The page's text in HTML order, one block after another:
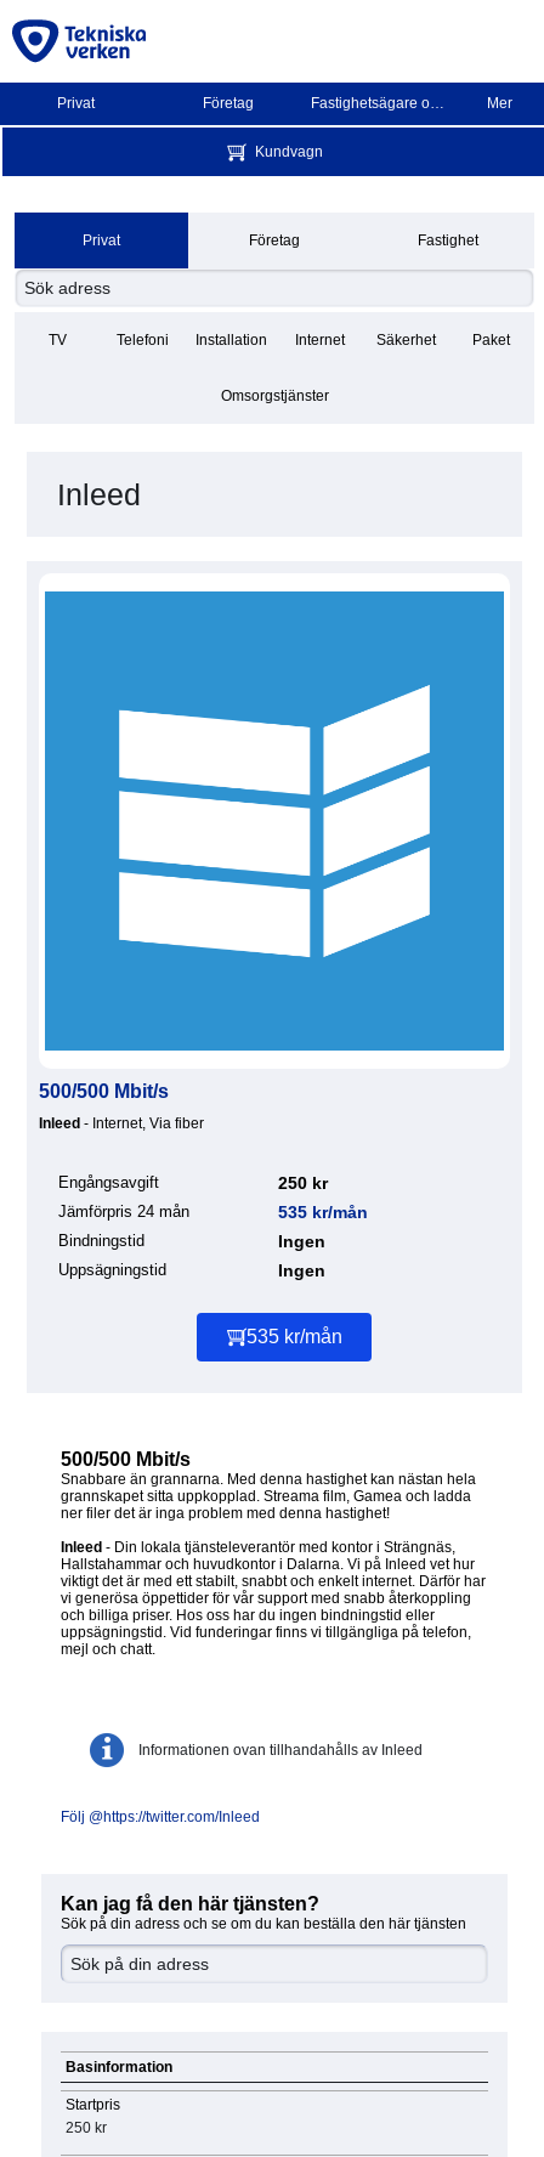
Privat Företag Fastighetsägare och BRF Mer
Kundvagn
Privat Företag Fastighet
TV Telefoni Installation Internet Säkerhet Paket
Omsorgstjänster
Inleed
500/500 Mbit/s
Inleed - Internet, Via fiber
Engångsavgift 250 kr
Jämförpris 24 mån 535 kr/mån
Bindningstid Ingen
Uppsägningstid Ingen
535 kr/mån
500/500 Mbit/s
Snabbare än grannarna. Med denna hastighet kan nästan hela
grannskapet sitta uppkopplad. Streama film, Gamea och ladda
ner filer det är inga problem med denna hastighet!
Inleed - Din lokala tjänsteleverantör med kontor i Strängnäs,
Hallstahammar och huvudkontor i Dalarna. Vi på Inleed vet hur
viktigt det är med ett stabilt, snabbt och enkelt internet. Därför har
vi generösa öppettider för vår support med snabb återkoppling
och billiga priser. Hos oss har du ingen bindningstid eller
uppsägningstid. Vid funderingar finns vi tillgängliga på telefon,
mejl och chatt.
Informationen ovan tillhandahålls av Inleed
Följ @https://twitter.com/Inleed
Kan jag få den här tjänsten?
Sök på din adress och se om du kan beställa den här tjänsten
Basinformation
Startpris
250 kr